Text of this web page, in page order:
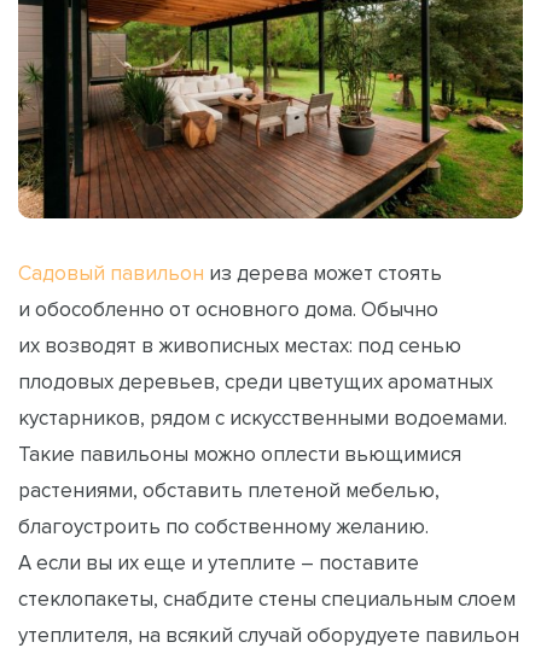
Садовый павильон из дерева может стоять
и обособленно от основного дома. Обычно
их возводят в живописных местах: под сенью
плодовых деревьев, среди цветущих ароматных
кустарников, рядом с искусственными водоемами.
Такие павильоны можно оплести вьющимися
растениями, обставить плетеной мебелью,
благоустроить по собственному желанию.
А если вы их еще и утеплите – поставите
стеклопакеты, снабдите стены специальным слоем
утеплителя, на всякий случай оборудуете павильон